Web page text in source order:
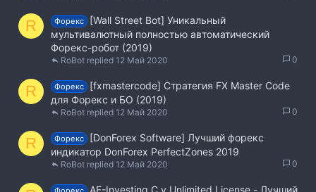
R Форекс
[Wall Street Bot] Уникальный
мультивалютный полностью автоматический
Форекс-робот (2019)
0
12 Май 2020
RoBot
R Форекс
[fxmastercode] Стратегия FX Master Code
для Форекс и БO (2019)
0
12 Май 2020
RoBot
R Форекс
[DonForex Software] Лучший форекс
индикатор DonForex PerfectZones 2019
0
12 Май 2020
RoBot
AF-Investing.C v_Unlimited License - Лучший